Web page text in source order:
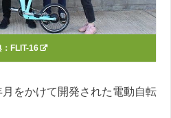
FLIT-16
をかけて開発された電動自転